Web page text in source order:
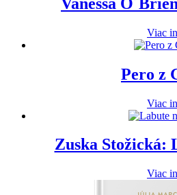
Viac
Pero z
Viac
Zuska Stožická:
Viac